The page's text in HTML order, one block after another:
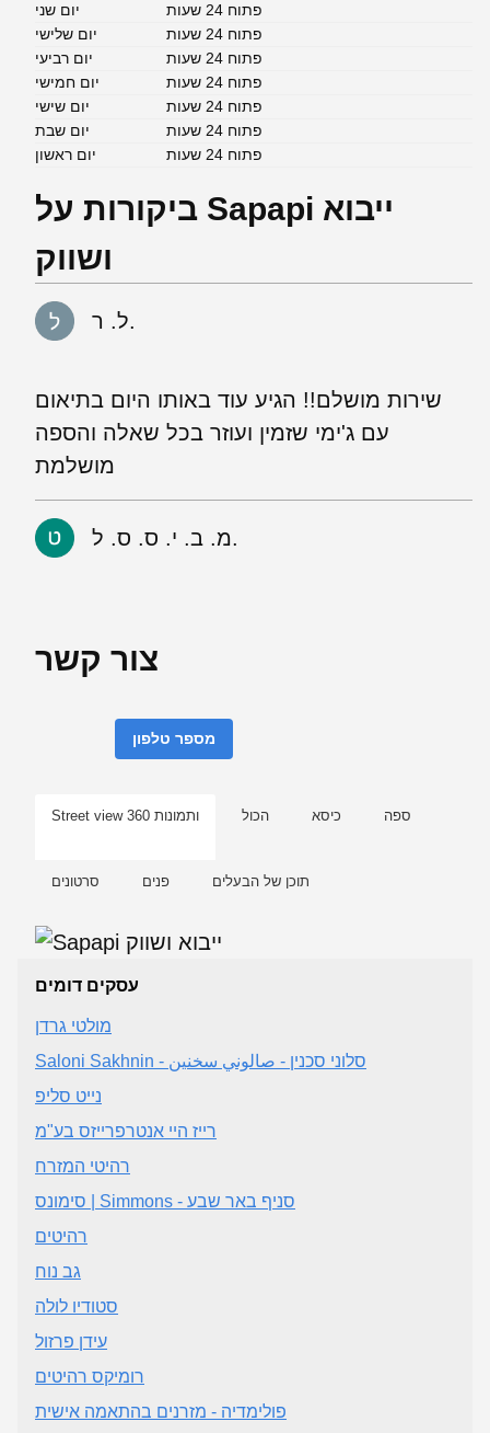
יום שני
פתוח 24 שעות
יום שלישי
פתוח 24 שעות
יום רביעי
פתוח 24 שעות
יום חמישי
פתוח 24 שעות
יום שישי
פתוח 24 שעות
יום שבת
פתוח 24 שעות
יום ראשון
פתוח 24 שעות
ביקורות על Sapapi ייבוא
ושווק
ל. ר.
שירות מושלם!! הגיע עוד באותו היום בתיאום
עם ג'ימי שזמין ועוזר בכל שאלה והספה
מושלמת
מ. ב. י. ס. ס. ל.
צור קשר
מספר טלפון
Street view ותמונות 360 הכול כיסא ספה
סרטונים פנים תוכן של הבעלים
עסקים דומים
מולטי גרדן
Saloni Sakhnin - סלוני סכנין - صالوني سخنين
נייט סליפ
רייז היי אנטרפרייזס בע"מ
רהיטי המזרח
סימונס | Simmons - סניף באר שבע
רהיטים
גב נוח
סטודיו לולה
עידן פרזול
רומיקס רהיטים
פולימדיה - מזרנים בהתאמה אישית